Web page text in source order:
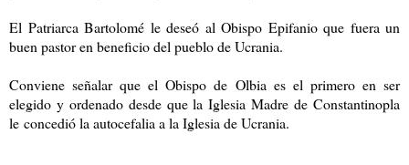
El Patriarca Bartolomé le deseó al Obispo Epifanio que fuera un
buen pastor en beneficio del pueblo de Ucrania.
Conviene señalar que el Obispo de Olbia es el primero en ser
elegido y ordenado desde que la Iglesia Madre de Constantinopla
le concedió la autocefalia a la Iglesia de Ucrania.